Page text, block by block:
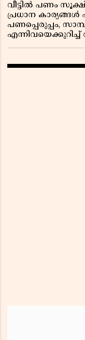
വീട്ടിൽ പണം
പ്രധാന കാര്യങ്ങൾ
പണപ്പെരുപ്പം,
എന്നിവയെക്കുറിച്ച്